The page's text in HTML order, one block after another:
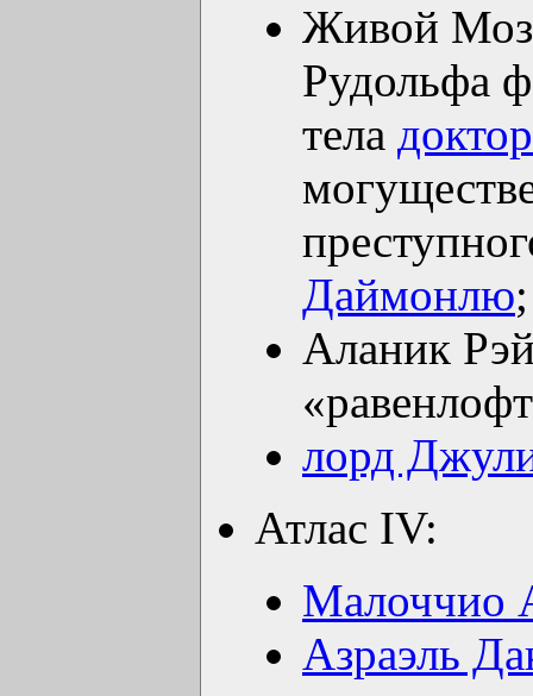
Живой
Рудольфа
тела
Даймонлю;
Аланик
лорд
Атлас IV:
Малоччио
Азраэль